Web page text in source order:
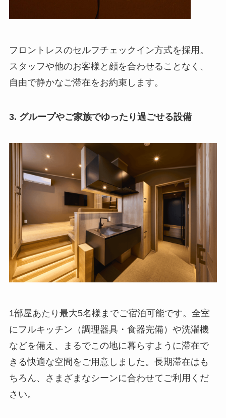
フロントレスのセルフチェックイン方式を採用。
スタッフや他のお客様と顔を合わせることなく、
自由で静かなご滞在をお約束します。
3. グループやご家族でゆったり過ごせる設備
1部屋あたり最大5名様までご宿泊可能です。全室
にフルキッチン（調理器具・食器完備）や洗濯機
などを備え、まるでこの地に暮らすように滞在で
きる快適な空間をご用意しました。長期滞在はも
ちろん、さまざまなシーンに合わせてご利用くだ
さい。